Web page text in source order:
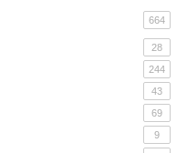
664
28
244
43
69
9